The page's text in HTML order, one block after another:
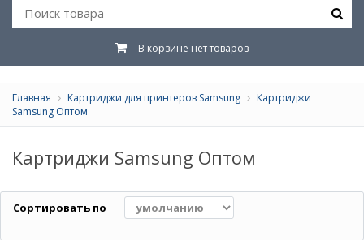
В корзине нет товаров
Главная Картриджи для принтеров Samsung
Картриджи
Samsung Оптом
Картриджи Samsung Оптом
Сортировать по